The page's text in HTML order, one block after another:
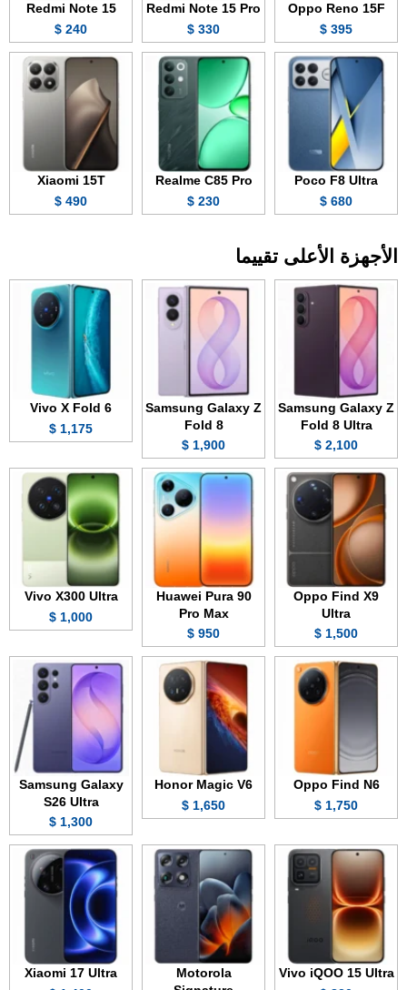
Oppo Reno 15F
395 $
Redmi Note 15 Pro
330 $
Redmi Note 15
240 $
Poco F8 Ultra
680 $
Realme C85 Pro
230 $
Xiaomi 15T
490 $
الأجهزة الأعلى تقييما
Samsung Galaxy Z
Fold 8 Ultra
2,100 $
Samsung Galaxy Z
Fold 8
1,900 $
Vivo X Fold 6
1,175 $
Oppo Find X9
Ultra
1,500 $
Huawei Pura 90
Pro Max
950 $
Vivo X300 Ultra
1,000 $
Oppo Find N6
1,750 $
Honor Magic V6
1,650 $
Samsung Galaxy
S26 Ultra
1,300 $
Vivo iQOO 15 Ultra
Motorola
Xiaomi 17 Ultra